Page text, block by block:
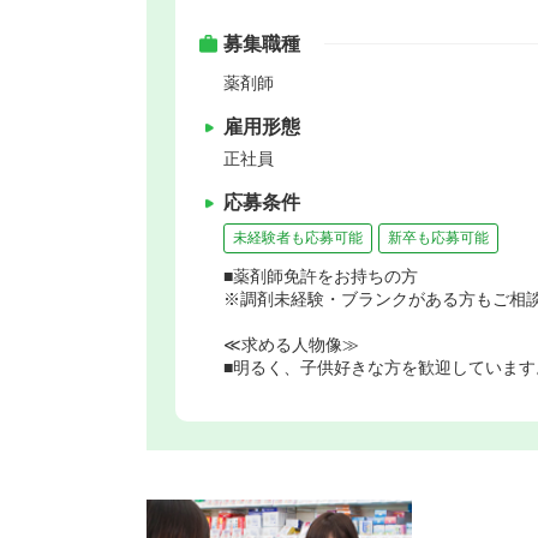
募集職種
薬剤師
雇用形態
正社員
応募条件
未経験者も応募可能 新卒も応募可能
■薬剤師免許をお持ちの方
※調剤未経験・ブランクがある方もご相
≪求める人物像≫
■明るく、子供好きな方を歓迎しています